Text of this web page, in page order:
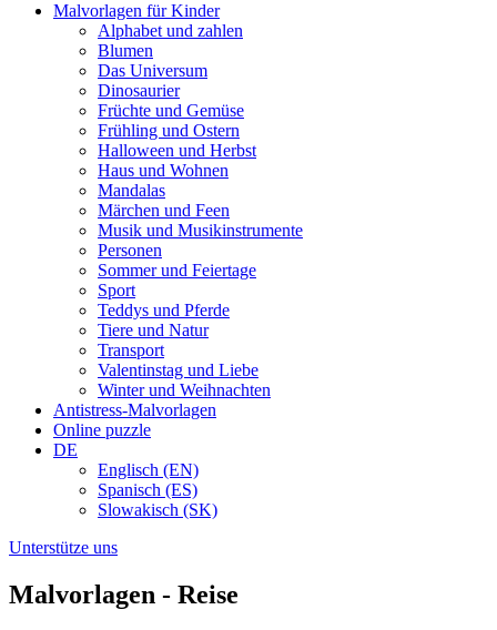
Malvorlagen für Kinder
Alphabet und zahlen
Blumen
Das Universum
Dinosaurier
Früchte und Gemüse
Frühling und Ostern
Halloween und Herbst
Haus und Wohnen
Mandalas
Märchen und Feen
Musik und Musikinstrumente
Personen
Sommer und Feiertage
Sport
Teddys und Pferde
Tiere und Natur
Transport
Valentinstag und Liebe
Winter und Weihnachten
Antistress-Malvorlagen
Online puzzle
DE
Englisch (EN)
Spanisch (ES)
Slowakisch (SK)
Unterstütze uns
Malvorlagen - Reise